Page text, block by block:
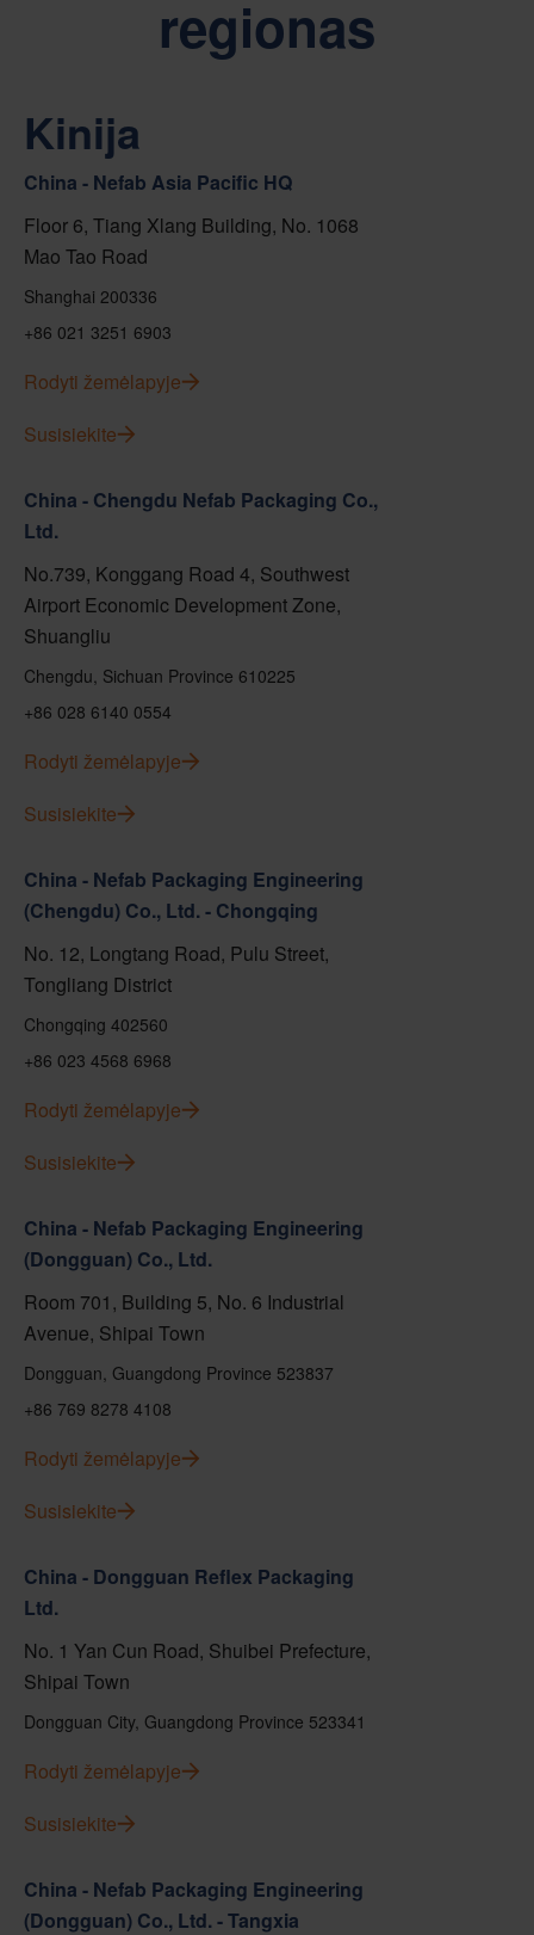
regionas
Kinija
China - Nefab Asia Pacific HQ
Floor 6, Tiang Xlang Building, No. 1068
Mao Tao Road
Shanghai 200336
+86 021 3251 6903
Rodyti žemėlapyje
Susisiekite
China - Chengdu Nefab Packaging Co.,
Ltd.
No.739, Konggang Road 4, Southwest
Airport Economic Development Zone,
Shuangliu
Chengdu, Sichuan Province 610225
+86 028 6140 0554
Rodyti žemėlapyje
Susisiekite
China - Nefab Packaging Engineering
(Chengdu) Co., Ltd. - Chongqing
No. 12, Longtang Road, Pulu Street,
Tongliang District
Chongqing 402560
+86 023 4568 6968
Rodyti žemėlapyje
Susisiekite
China - Nefab Packaging Engineering
(Dongguan) Co., Ltd.
Room 701, Building 5, No. 6 Industrial
Avenue, Shipai Town
Dongguan, Guangdong Province 523837
+86 769 8278 4108
Rodyti žemėlapyje
Susisiekite
China - Dongguan Reflex Packaging
Ltd.
No. 1 Yan Cun Road, Shuibei Prefecture,
Shipai Town
Dongguan City, Guangdong Province 523341
Rodyti žemėlapyje
Susisiekite
China - Nefab Packaging Engineering
(Dongguan) Co., Ltd. - Tangxia